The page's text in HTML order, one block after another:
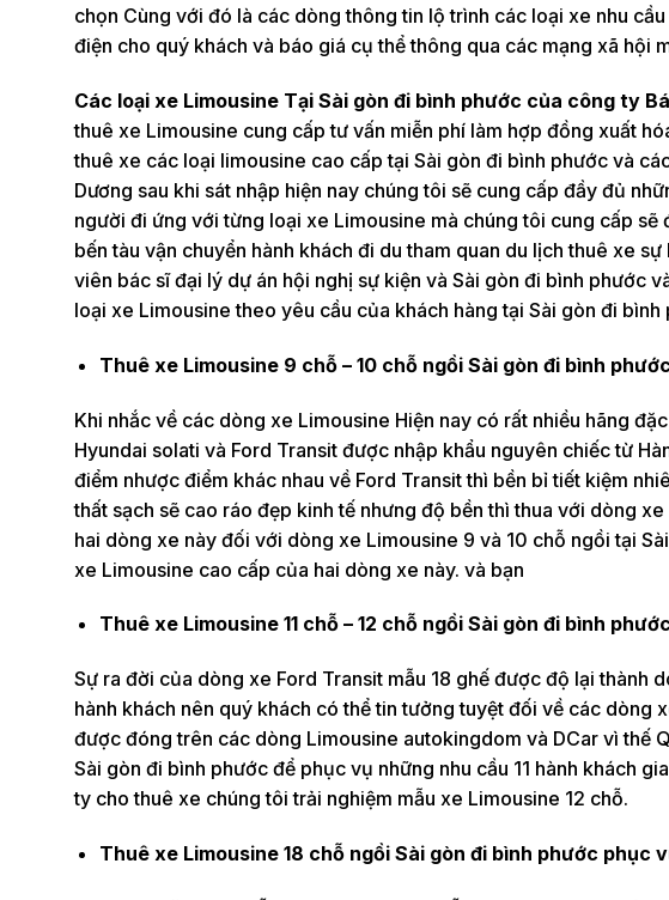
chọn Cùng với đó là các dòng thông tin lộ trình các loại xe nhu
điện cho quý khách và báo giá cụ thể thông qua các mạng xã hội
Các loại xe Limousine Tại Sài gòn đi bình phước của công ty
thuê xe Limousine cung cấp tư vấn miễn phí làm hợp đồng xuất
thuê xe các loại limousine cao cấp tại Sài gòn đi bình phước và
Dương sau khi sát nhập hiện nay chúng tôi sẽ cung cấp đầy đủ
người đi ứng với từng loại xe Limousine mà chúng tôi cung cấp
bến tàu vận chuyển hành khách đi du tham quan du lịch thuê xe
viên bác sĩ đại lý dự án hội nghị sự kiện và Sài gòn đi bình phước
loại xe Limousine theo yêu cầu của khách hàng tại Sài gòn đi bình
Thuê xe Limousine 9 chỗ – 10 chỗ ngồi Sài gòn đi bình
Khi nhắc về các dòng xe Limousine Hiện nay có rất nhiều hãng
Hyundai solati và Ford Transit được nhập khẩu nguyên chiếc từ
điểm nhược điểm khác nhau về Ford Transit thì bền bỉ tiết kiệm
thất sạch sẽ cao ráo đẹp kinh tế nhưng độ bền thì thua với dòng
hai dòng xe này đối với dòng xe Limousine 9 và 10 chỗ ngồi tại
xe Limousine cao cấp của hai dòng xe này. và bạn
Thuê xe Limousine 11 chỗ – 12 chỗ ngồi Sài gòn đi bình
Sự ra đời của dòng xe Ford Transit mẫu 18 ghế được độ lại thành
hành khách nên quý khách có thể tin tưởng tuyệt đối về các dòng
được đóng trên các dòng Limousine autokingdom và DCar vì thế
Sài gòn đi bình phước để phục vụ những nhu cầu 11 hành khách
ty cho thuê xe chúng tôi trải nghiệm mẫu xe Limousine 12 chỗ.
Thuê xe Limousine 18 chỗ ngồi Sài gòn đi bình phước phục